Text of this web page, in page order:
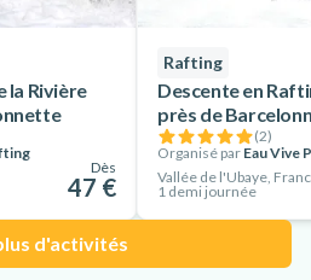
la Rivière
Dès
47 €
Rafting
Descente en
près de
(2)
Organisé par Eau Vive
Vallée de l'Ubaye,
1 demi journée
d'activités